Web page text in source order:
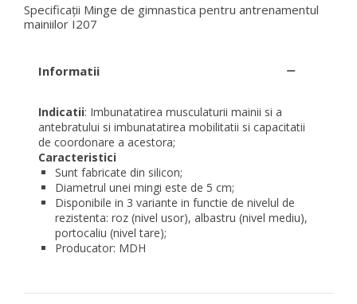
Specificații Minge de gimnastica pentru antrenamentul
mainiilor I207
Informatii
Indicatii: Imbunatatirea musculaturii mainii si a
antebratului si imbunatatirea mobilitatii si capacitatii
de coordonare a acestora;
Caracteristici
Sunt fabricate din silicon;
Diametrul unei mingi este de 5 cm;
Disponibile in 3 variante in functie de nivelul de
rezistenta: roz (nivel usor), albastru (nivel mediu),
portocaliu (nivel tare);
Producator: MDH